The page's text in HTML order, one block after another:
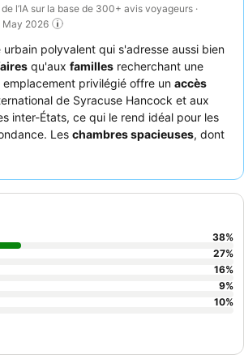
l’IA sur la base de 300+ avis voyageurs ·
May 2026
polyvalent qui s'adresse aussi bien
qu'aux familles recherchant une
privilégié offre un accès
de Syracuse Hancock et aux
inter-États, ce qui le rend idéal pour les
Les chambres spacieuses, dont
les séjours prolongés. Les clients
et gratuit avec une variété de choix
calme, pensez à demander une
l'autoroute afin de minimiser le bruit de la
38%
27%
16%
9%
10%